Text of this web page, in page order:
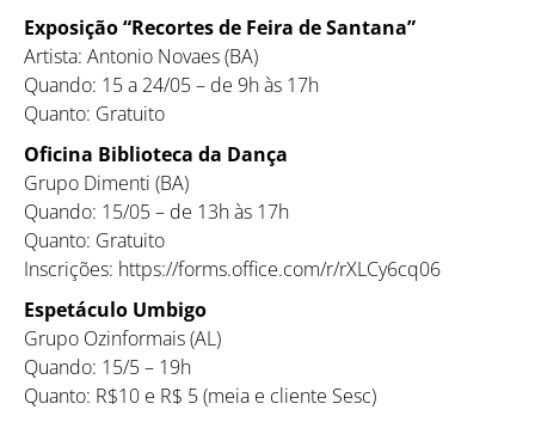
Exposição “Recortes de Feira de Santana”
Artista: Antonio Novaes (BA)
Quando: 15 a 24/05 – de 9h às 17h
Quanto: Gratuito
Oficina Biblioteca da Dança
Grupo Dimenti (BA)
Quando: 15/05 – de 13h às 17h
Quanto: Gratuito
Inscrições: https://forms.office.com/r/rXLCy6cq06
Espetáculo Umbigo
Grupo Ozinformais (AL)
Quando: 15/5 – 19h
Quanto: R$10 e R$ 5 (meia e cliente Sesc)